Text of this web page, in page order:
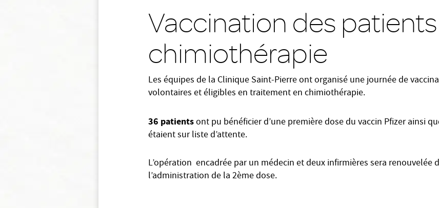
Vaccination des
chimiothérapie
Les équipes de la Clinique Saint-Pierre ont organisé une journée de
volontaires et éligibles en traitement en chimiothérapie.
36 patientsont pu bénéficier d’une première dose du vaccin Pfizer ainsi
étaient sur liste d’attente.
L’opération encadrée par un médecin et deux infirmières sera renouvelée
l’administration de la 2ème dose.